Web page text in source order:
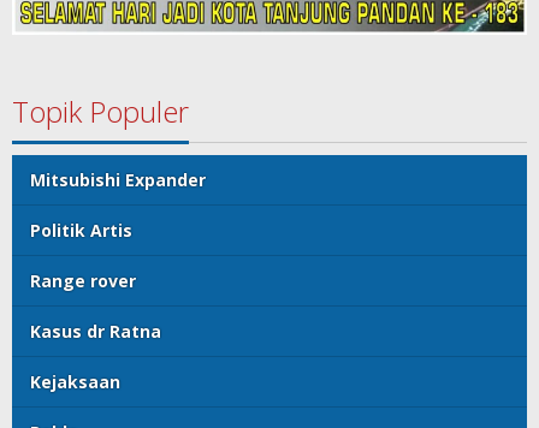
Topik Populer
Mitsubishi Expander
Politik Artis
Range rover
Kasus dr Ratna
Kejaksaan